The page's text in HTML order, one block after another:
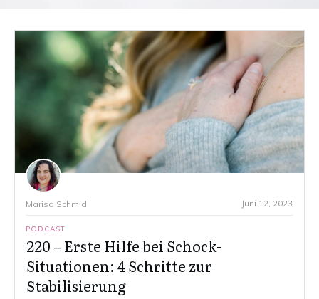
Marisa Schmid Juni 12, 2023
PODCAST
220 – Erste Hilfe bei Schock-
Situationen: 4 Schritte zur
Stabilisierung